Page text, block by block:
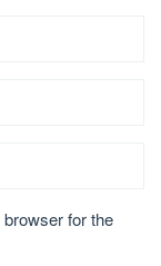
for the